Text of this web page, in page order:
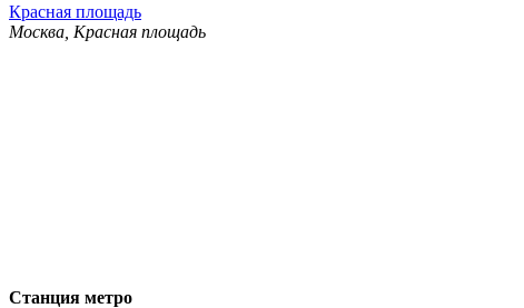
Красная площадь
Москва, Красная площадь
Станция метро